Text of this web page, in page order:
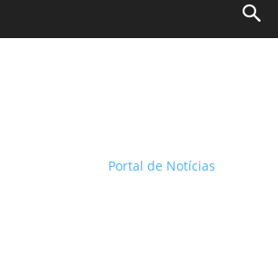
Portal de Notícias